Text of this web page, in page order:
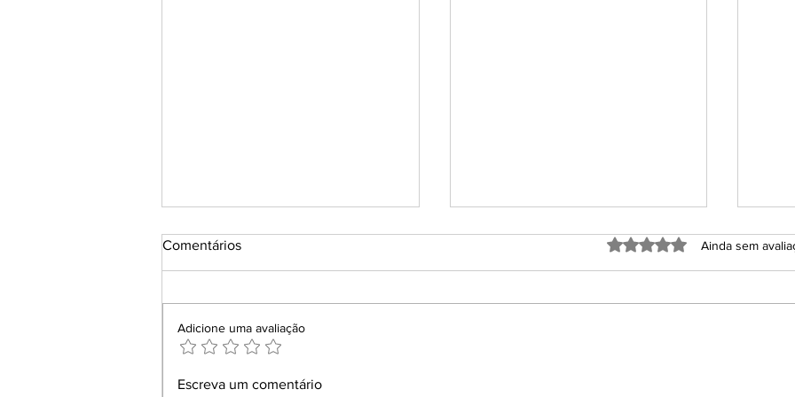
Conheça Andrea Barros e a
Comentários Avaliado com 0 de 5
Ainda sem
Adicione uma avaliação
Escreva um comentário